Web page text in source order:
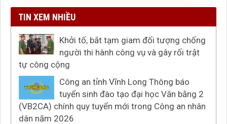
TIN XEM NHIỀU
Khởi tố, bắt tạm giam đối tượng chống
người thi hành công vụ và gây rối trật
tự công cộng
Công an tỉnh Vĩnh Long Thông báo
tuyển sinh đào tạo đại học Văn bằng 2
(VB2CA) chính quy tuyển mới trong Công an nhân
dân năm 2026